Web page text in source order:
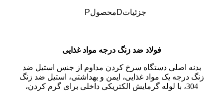
PمحصولDجزئیات
فولاد ضد زنگ درجه مواد غذایی
بدنه اصلی دستگاه سرخ کردن مداوم از جنس استیل ضد
زنگ درجه یک مواد غذایی، ایمن و بهداشتی، استیل ضد زنگ
304، با لوله گرمایش الکتریکی داخلی برای گرم کردن،